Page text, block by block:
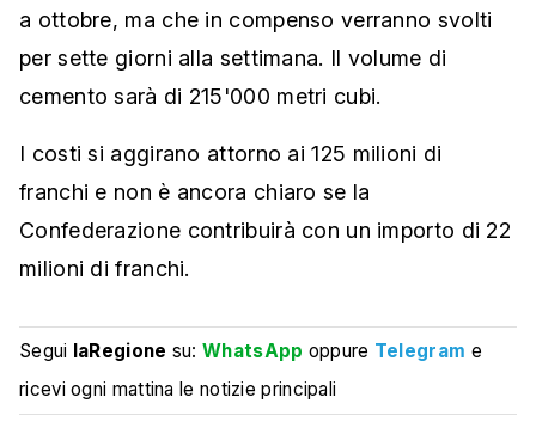
a ottobre, ma che in compenso verranno svolti
per sette giorni alla settimana. Il volume di
cemento sarà di 215'000 metri cubi.
I costi si aggirano attorno ai 125 milioni di
franchi e non è ancora chiaro se la
Confederazione contribuirà con un importo di 22
milioni di franchi.
Segui laRegione su:WhatsApp oppure Telegram e
ricevi ogni mattina le notizie principali